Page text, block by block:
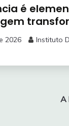
é
2026 Instituto
A